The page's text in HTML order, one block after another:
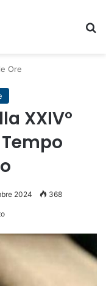
Ore
XXIV°
2024 368